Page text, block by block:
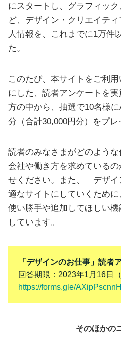
にスタートし、グラフィッ
ど、デザイン・クリエイテ
人情報を、これまでに1万件
た。
このたび、本サイトをご利
にした、読者アンケートを
方の中から、抽選で10名様
分（合計30,000円分）をプレ
読者のみなさまがどのよう
会社や働き方を求めている
せください。また、「デザ
適なサイトにしていくため
使い勝手や追加してほしい
しています。
「デザインのお仕事」読者
回答期限：2023年1月16日
https://forms.gle/
そのほかの